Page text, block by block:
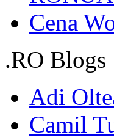
Cena
.RO Blogs
Adi
Camil